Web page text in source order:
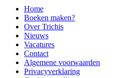
Home
Boeken maken?
Over Trichis
Nieuws
Vacatures
Contact
Algemene voorwaarden
Privacyverklaring